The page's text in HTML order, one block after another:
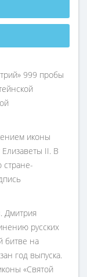
999 пробы
иконы
II. В
стране-
Дмитрия
русских
битве на
год выпуска.
«Святой